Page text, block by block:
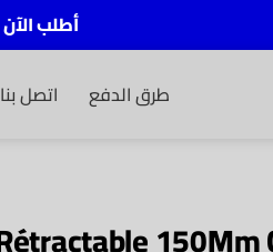
أطلب الآن
اتصل بنا طرق الدفع